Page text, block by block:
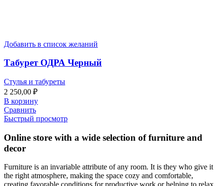
Добавить в список желаний
Табурет ОДРА Черный
Стулья и табуреты
2 250,00 ₽
В корзину
Сравнить
Быстрый просмотр
Online store with a wide selection of furniture and
decor
Furniture is an invariable attribute of any room. It is they who give it
the right atmosphere, making the space cozy and comfortable,